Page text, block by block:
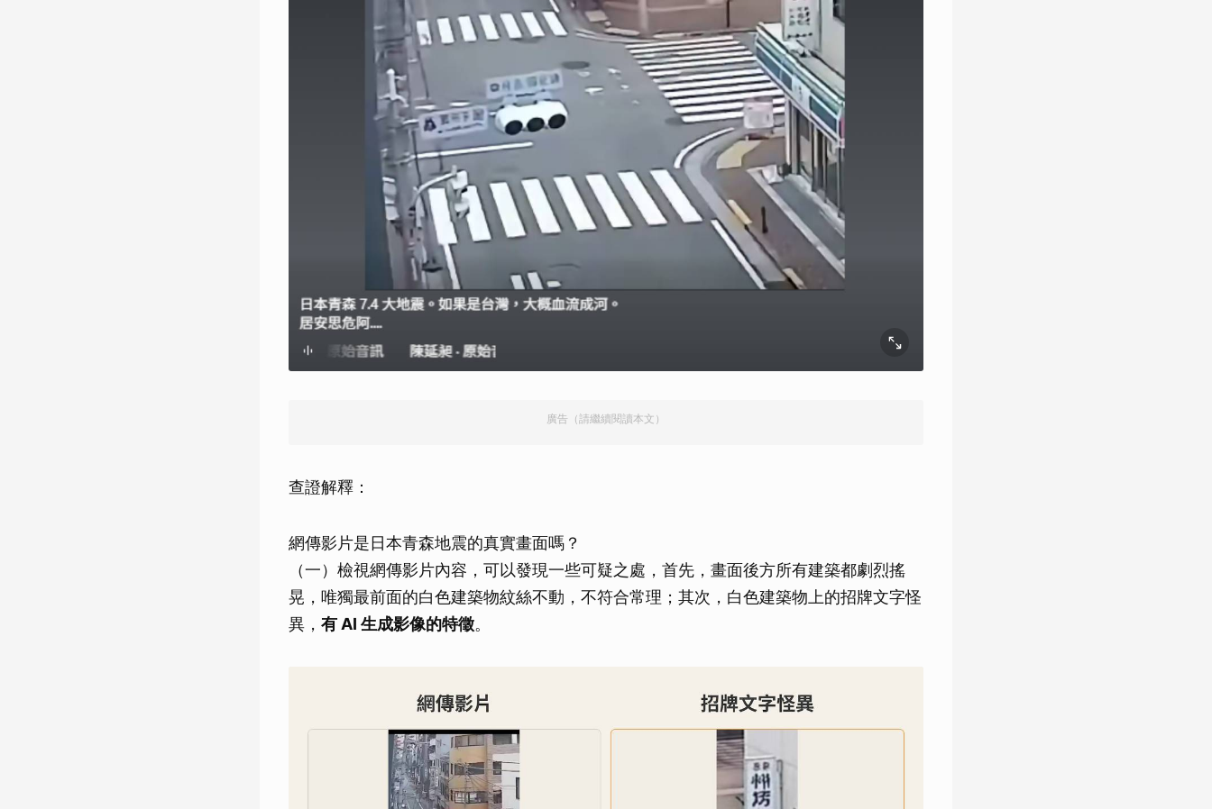
廣告（請繼續閱讀本文）
查證解釋：
網傳影片是日本青森地震的真實畫面嗎？
（一）檢視網傳影片內容，可以發現一些可疑之處，首先，畫面後方所有建築都劇烈搖
晃，唯獨最前面的白色建築物紋絲不動，不符合常理；其次，白色建築物上的招牌文字怪
異， 有 AI 生成影像的特徵。